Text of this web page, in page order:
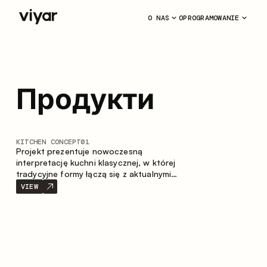
O NAS OPROGRAMOWANIE
Продукти
KITCHEN CONCEPT01
Projekt prezentuje nowoczesną
interpretację kuchni klasycznej, w której
tradycyjne formy łączą się z aktualnymi
materiałami oraz stonowaną paletą
kolorystyczną. Przemyślana i przestronna
VIEW